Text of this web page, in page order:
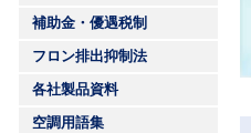
補助金・優遇税制
フロン排出抑制法
各社製品資料
空調用語集